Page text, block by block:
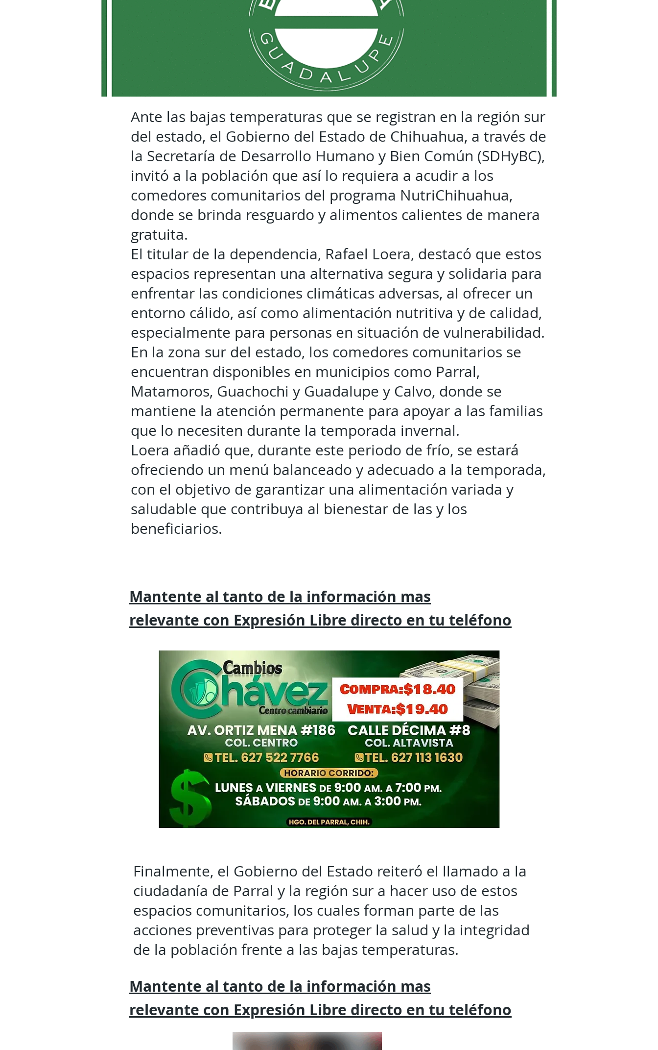
Ante las bajas temperaturas que se registran en la región sur
del estado, el Gobierno del Estado de Chihuahua, a través de
la Secretaría de Desarrollo Humano y Bien Común (SDHyBC),
invitó a la población que así lo requiera a acudir a los
comedores comunitarios del programa NutriChihuahua,
donde se brinda resguardo y alimentos calientes de manera
gratuita.
El titular de la dependencia, Rafael Loera, destacó que estos
espacios representan una alternativa segura y solidaria para
enfrentar las condiciones climáticas adversas, al ofrecer un
entorno cálido, así como alimentación nutritiva y de calidad,
especialmente para personas en situación de vulnerabilidad.
En la zona sur del estado, los comedores comunitarios se
encuentran disponibles en municipios como Parral,
Matamoros, Guachochi y Guadalupe y Calvo, donde se
mantiene la atención permanente para apoyar a las familias
que lo necesiten durante la temporada invernal.
Loera añadió que, durante este periodo de frío, se estará
ofreciendo un menú balanceado y adecuado a la temporada,
con el objetivo de garantizar una alimentación variada y
saludable que contribuya al bienestar de las y los
beneficiarios.
Mantente al tanto de la información mas
relevante con Expresión Libre directo en tu teléfono
Finalmente, el Gobierno del Estado reiteró el llamado a la
ciudadanía de Parral y la región sur a hacer uso de estos
espacios comunitarios, los cuales forman parte de las
acciones preventivas para proteger la salud y la integridad
de la población frente a las bajas temperaturas.
Mantente al tanto de la información mas
relevante con Expresión Libre directo en tu teléfono